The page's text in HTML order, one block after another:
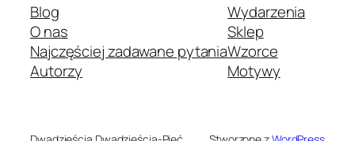
Blog
O nas
Najczęściej zadawane pytania
Autorzy
Wydarzenia
Sklep
Wzorce
Motywy